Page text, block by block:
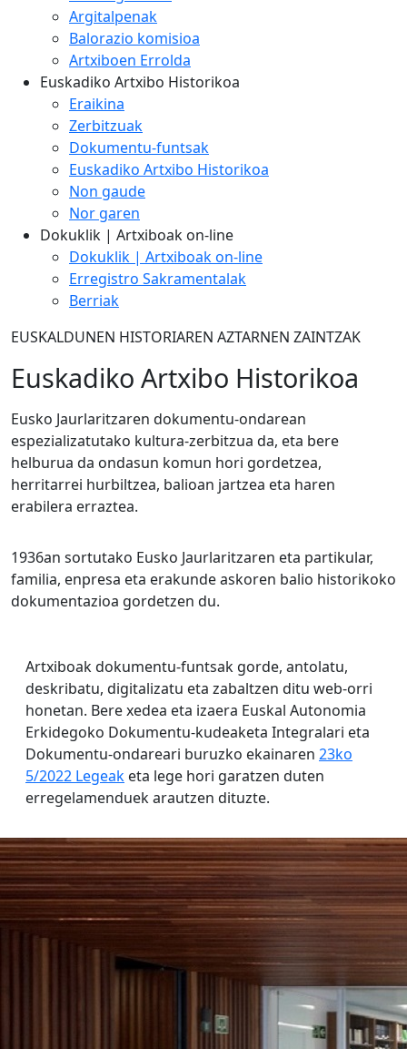
Argitalpenak
Balorazio komisioa
Artxiboen Errolda
Euskadiko Artxibo Historikoa
Eraikina
Zerbitzuak
Dokumentu-funtsak
Euskadiko Artxibo Historikoa
Non gaude
Nor garen
Dokuklik | Artxiboak on-line
Dokuklik | Artxiboak on-line
Erregistro Sakramentalak
Berriak
EUSKALDUNEN HISTORIAREN AZTARNEN ZAINTZAK
Euskadiko Artxibo Historikoa
Eusko Jaurlaritzaren dokumentu-ondarean
espezializatutako kultura-zerbitzua da, eta bere
helburua da ondasun komun hori gordetzea,
herritarrei hurbiltzea, balioan jartzea eta haren
erabilera erraztea.
1936an sortutako Eusko Jaurlaritzaren eta partikular,
familia, enpresa eta erakunde askoren balio historikoko
dokumentazioa gordetzen du.
Artxiboak dokumentu-funtsak gorde, antolatu,
deskribatu, digitalizatu eta zabaltzen ditu web-orri
honetan. Bere xedea eta izaera Euskal Autonomia
Erkidegoko Dokumentu-kudeaketa Integralari eta
Dokumentu-ondareari buruzko ekainaren 23ko
5/2022 Legeak eta lege hori garatzen duten
erregelamenduek arautzen dituzte.